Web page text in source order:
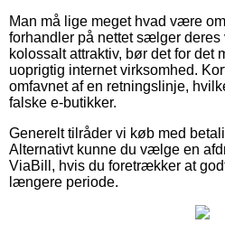
Man må lige meget hvad være
forhandler på nettet sælger deres
kolossalt attraktiv, bør det for det
uoprigtig internet virksomhed.
omfavnet af en retningslinje,
falske e-butikker.
Generelt tilråder vi køb med
Alternativt kunne du vælge en
ViaBill, hvis du foretrækker at
længere periode.